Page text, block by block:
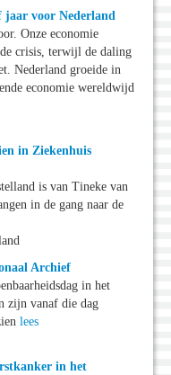
jaar voor Nederland
Onze economie
crisis, terwijl de daling
Nederland groeide in
economie wereldwijd
in Ziekenhuis
is van Tineke van
in de gang naar de
Archief
in het
zijn vanaf die dag
lees
in het